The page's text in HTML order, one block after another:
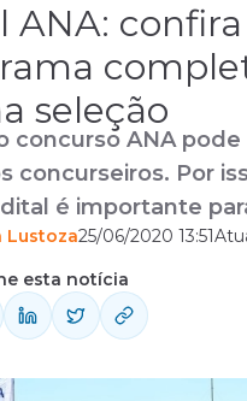
ANA: confira
seleção
concurso ANA
concurseiros. Por
é importante
Confira!
Lustoza25/06/2020 13:51
esta notícia